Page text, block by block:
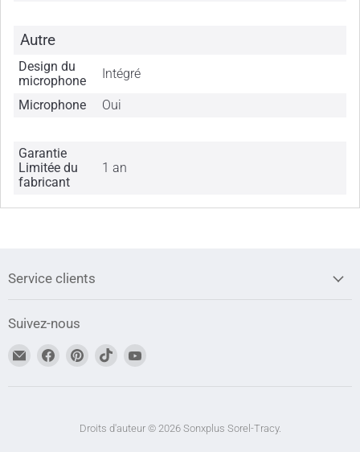
Autre
Design du
microphone
Intégré
Microphone Oui
Garantie
Limitée du
fabricant
1 an
Service clients
Suivez-nous
Trouvez-Trouvez-Trouvez-Trouvez-
Droits d'auteur © 2026 Sonxplus Sorel-Tracy.